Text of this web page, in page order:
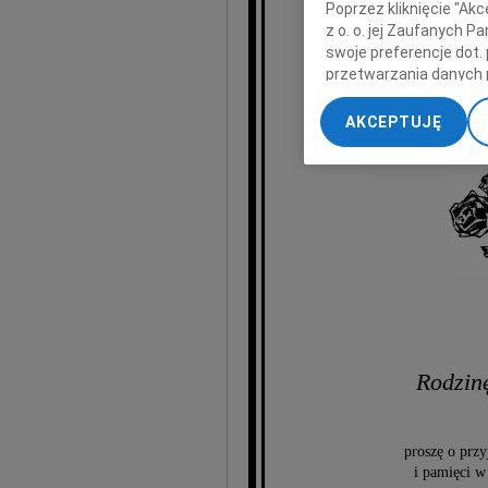
im.
proszę o
i pamięci w
Poprzez kliknięcie
z o. o. jej Zaufanych
swoje preferencje dot.
przetwarzania danych
„Ustawienia
My, nasi Zaufani
dokładnych danych
Przechowywanie
treści, badnie
AKCEPTUJĘ